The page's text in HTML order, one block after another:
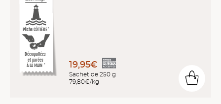
Décoquillées
et parées
À LA MAIN *
Pêche CÔTIÈRE *
19,95€
Sachet de 250 g
79,80€/kg